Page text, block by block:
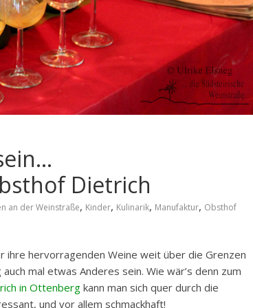
Dietrich
an der Weinstraße, Kinder, Kulinarik, Manufaktur, Obsthof
ihre hervorragenden Weine weit über die Grenzen
mal etwas Anderes sein. Wie wär’s denn zum
in Ottenberg kann man sich quer durch die
und vor allem schmackhaft!